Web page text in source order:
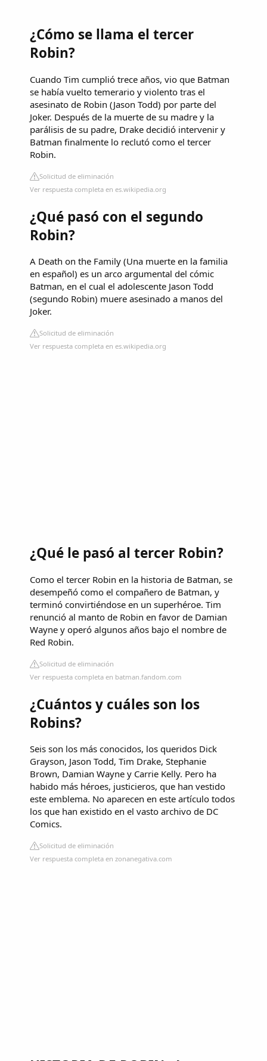
¿Cómo se llama el tercer
Robin?
Cuando Tim cumplió trece años, vio que Batman
se había vuelto temerario y violento tras el
asesinato de Robin (Jason Todd) por parte del
Joker. Después de la muerte de su madre y la
parálisis de su padre, Drake decidió intervenir y
Batman finalmente lo reclutó como el tercer
Robin.
Solicitud de eliminación
Ver respuesta completa en es.wikipedia.org
¿Qué pasó con el segundo
Robin?
A Death on the Family (Una muerte en la familia
en español) es un arco argumental del cómic
Batman, en el cual el adolescente Jason Todd
(segundo Robin) muere asesinado a manos del
Joker.
Solicitud de eliminación
Ver respuesta completa en es.wikipedia.org
¿Qué le pasó al tercer Robin?
Como el tercer Robin en la historia de Batman, se
desempeñó como el compañero de Batman, y
terminó convirtiéndose en un superhéroe. Tim
renunció al manto de Robin en favor de Damian
Wayne y operó algunos años bajo el nombre de
Red Robin.
Solicitud de eliminación
Ver respuesta completa en batman.fandom.com
¿Cuántos y cuáles son los
Robins?
Seis son los más conocidos, los queridos Dick
Grayson, Jason Todd, Tim Drake, Stephanie
Brown, Damian Wayne y Carrie Kelly. Pero ha
habido más héroes, justicieros, que han vestido
este emblema. No aparecen en este artículo todos
los que han existido en el vasto archivo de DC
Comics.
Solicitud de eliminación
Ver respuesta completa en zonanegativa.com